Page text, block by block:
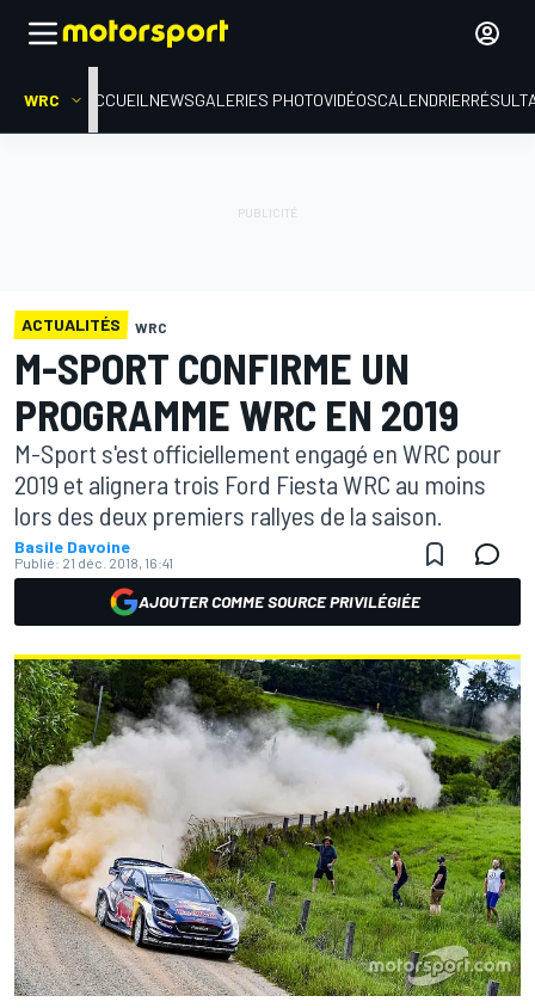
WRC ACCUEIL NEWSGALERIES PHOTOVIDÉOSCALENDRIER
ACTUALITÉS WRC
M-SPORT CONFIRME UN
PROGRAMME WRC EN 2019
M-Sport s'est officiellement engagé en WRC pour
2019 et alignera trois Ford Fiesta WRC au moins
lors des deux premiers rallyes de la saison.
Basile Davoine
Publié: 21 déc. 2018, 16:41
AJOUTER COMME SOURCE PRIVILÉGIÉE